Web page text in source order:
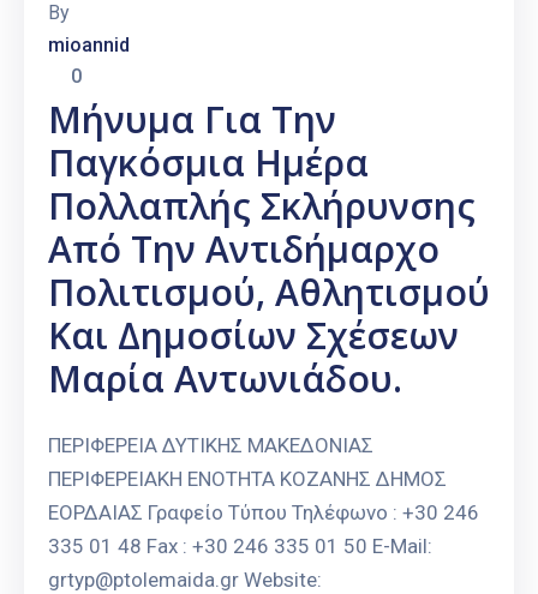
Υπηρεσίες
Του
Δήμου
Προσκλήσεις
Αποφάσεις
Τηλέφωνα
Καιρός
By
mioannid
0
Μήνυμα Για Την
Παγκόσμια Ημέρα
Πολλαπλής Σκλήρυνσης
Από Την Αντιδήμαρχο
Πολιτισμού, Αθλητισμού
Και Δημοσίων Σχέσεων
Μαρία Αντωνιάδου.
ΠΕΡΙΦΕΡΕΙΑ ΔΥΤΙΚΗΣ ΜΑΚΕΔΟΝΙΑΣ
ΠΕΡΙΦΕΡΕΙΑΚΗ ΕΝΟΤΗΤΑ ΚΟΖΑΝΗΣ ΔΗΜΟΣ
ΕΟΡΔΑΙΑΣ Γραφείο Τύπου Τηλέφωνο : +30 246
335 01 48 Fax : +30 246 335 01 50 E-Mail:
grtyp@ptolemaida.gr Website: